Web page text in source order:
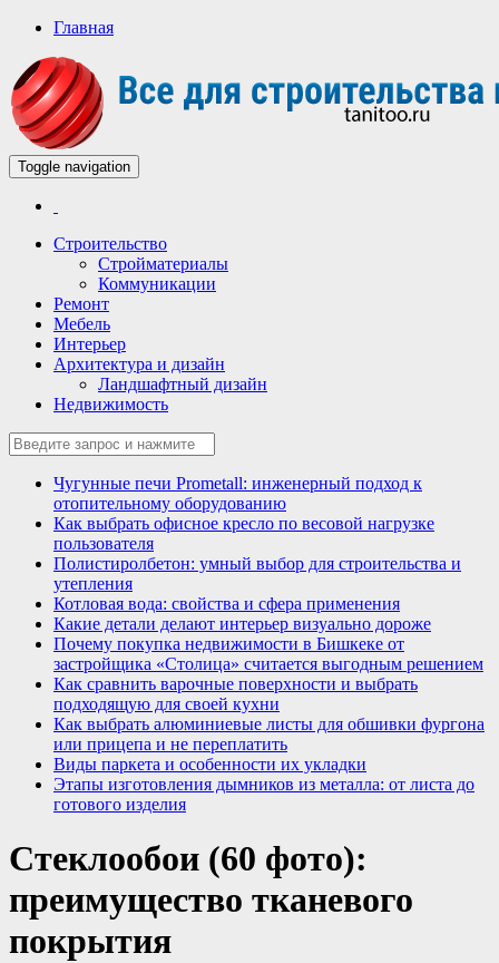
Главная
Строительный портал
Всё для строительства и ремонта
Toggle navigation
Строительство
Стройматериалы
Коммуникации
Ремонт
Мебель
Интерьер
Архитектура и дизайн
Ландшафтный дизайн
Недвижимость
Чугунные печи Prometall: инженерный подход к
отопительному оборудованию
Как выбрать офисное кресло по весовой нагрузке
пользователя
Полистиролбетон: умный выбор для строительства и
утепления
Котловая вода: свойства и сфера применения
Какие детали делают интерьер визуально дороже
Почему покупка недвижимости в Бишкеке от
застройщика «Столица» считается выгодным решением
Как сравнить варочные поверхности и выбрать
подходящую для своей кухни
Как выбрать алюминиевые листы для обшивки фургона
или прицепа и не переплатить
Виды паркета и особенности их укладки
Этапы изготовления дымников из металла: от листа до
готового изделия
Стеклообои (60 фото):
преимущество тканевого
покрытия